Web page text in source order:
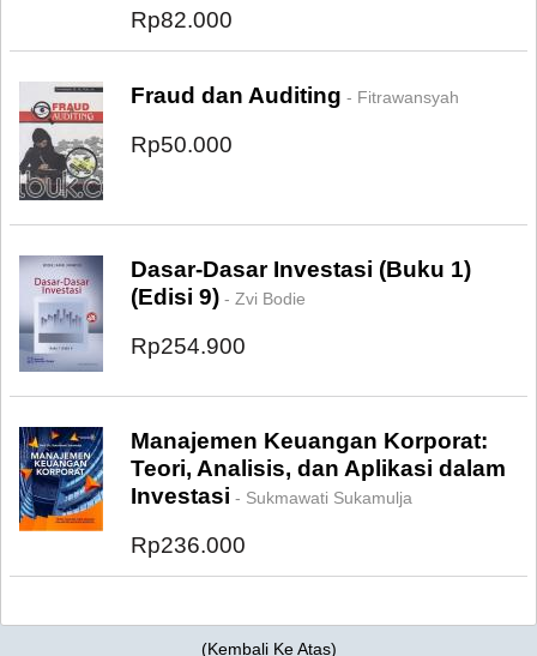
Rp82.000
Fraud dan Auditing - Fitrawansyah
Rp50.000
Dasar-Dasar Investasi (Buku 1)
(Edisi 9) - Zvi Bodie
Rp254.900
Manajemen Keuangan Korporat:
Teori, Analisis, dan Aplikasi dalam
Investasi - Sukmawati Sukamulja
Rp236.000
(Kembali Ke Atas)